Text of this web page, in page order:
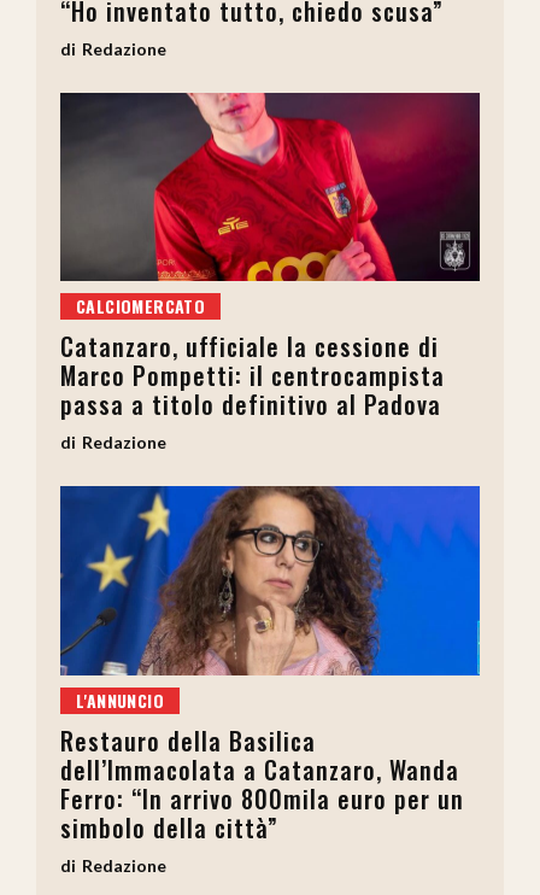
“Ho inventato tutto, chiedo scusa”
Redazione
CALCIOMERCATO
Catanzaro, ufficiale la cessione di
Marco Pompetti: il centrocampista
passa a titolo definitivo al Padova
Redazione
L'ANNUNCIO
Restauro della Basilica
dell’Immacolata a Catanzaro, Wanda
Ferro: “In arrivo 800mila euro per un
simbolo della città”
Redazione